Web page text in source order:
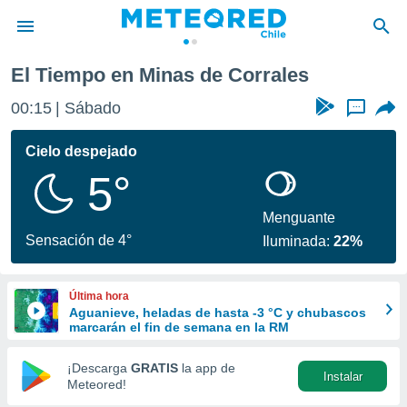
de
por
se
calidad.
a este
las
y
forma
digital
basada
El Tiempo en Minas de Corrales
00:15 Sábado ...
Cielo despejado
5°
Sensación de 4°
Menguante
Iluminada:22%
Última hora
Aguanieve, heladas de hasta -3 °C y chubascos
marcarán el fin de semana en la RM
¡Descarga GRATIS la app de
Meteored!
Instalar